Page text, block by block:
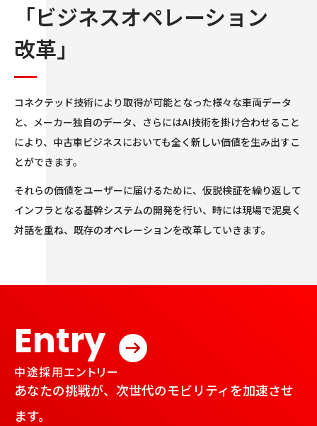
「ビジネスオペレーション
改革」
コネクテッド技術により取得が可能となった様々な車両データ
と、メーカー独自のデータ、さらにはAI技術を掛け合わせること
により、中古車ビジネスにおいても全く新しい価値を生み出すこ
とができます。
それらの価値をユーザーに届けるために、仮説検証を繰り返して
インフラとなる基幹システムの開発を行い、時には現場で泥臭く
対話を重ね、既存のオペレーションを改革していきます。
Entry
中途採用エントリー
中途採用エントリー
あなたの挑戦が、次世代のモビリティを加速させ
ます。